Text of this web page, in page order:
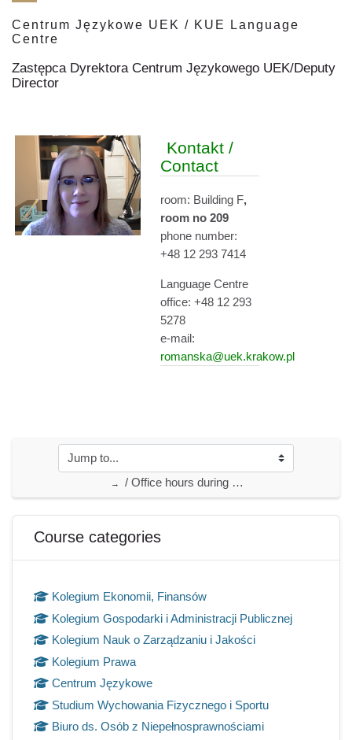
Centrum Językowe UEK / KUE Language
Centre
Zastępca Dyrektora Centrum Językowego UEK/Deputy
Director
Kontakt /
Contact
room: Building F,
room no 209
phone number:
+48 12 293 7414
Language Centre
office: +48 12 293
5278
e-mail:
romanska@uek.krakow.pl
→ / Office hours during the summer semester 2022/2023
Blocks
Course categories
Kolegium Ekonomii, Finansów
Kolegium Gospodarki i Administracji Publicznej
Kolegium Nauk o Zarządzaniu i Jakości
Kolegium Prawa
Centrum Językowe
Studium Wychowania Fizycznego i Sportu
Biuro ds. Osób z Niepełnosprawnościami